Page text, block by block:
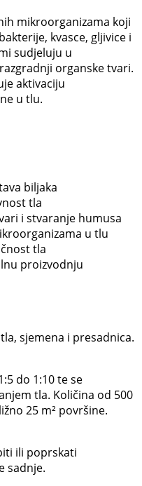
mikroorganizama koji
kvasce, gljivice i
sudjeluju u
organske tvari.
aktivaciju
u tlu.
biljaka
tla
i stvaranje humusa
u tlu
tla
proizvodnju
sjemena i presadnica.
do 1:10 te se
tla. Količina od 500
25 m² površine.
ili poprskati
sadnje.